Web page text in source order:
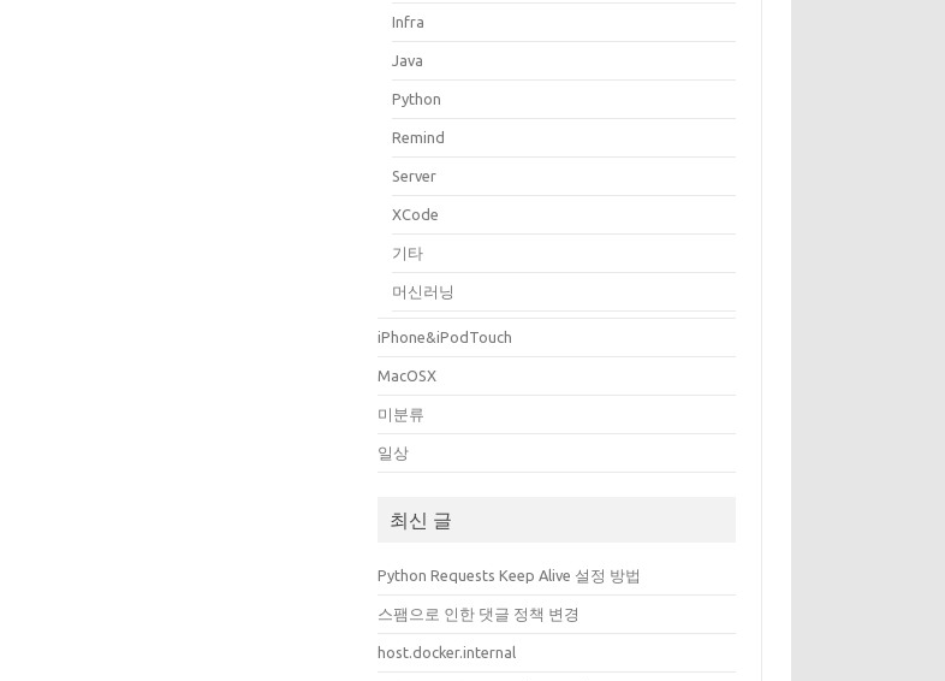
Infra
Java
Python
Remind
Server
XCode
기타
머신러닝
iPhone&iPodTouch
MacOSX
미분류
일상
최신 글
Python Requests Keep Alive 설정 방법
스팸으로 인한 댓글 정책 변경
host.docker.internal